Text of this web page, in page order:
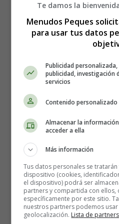
resúmenes,
Pincha en dictados y
para hacerdictados
📝 Texto - Metro
El metro de Londres es un
subterráneo que cubre gran
parte de algunos Home
El sistema cuenta con 270
vías, el 52% de las cuales
siguen formando parte de lo
metro de Londres.
Te damos la
Menudos Peques
para usar tus datos
Publicidad
publicidad, investigación
servicios
Contenido personalizado
Almacenar la
acceder a ella
Más información
Tus datos personales se
dispositivo (cookies,
el dispositivo) podrá ser
partners y compartida con ellos,
específicamente por este sitio.
nuestros partners podemos
geolocalización. Lista de partners